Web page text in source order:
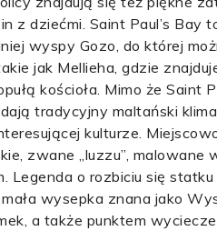
z dziećmi. Saint Paul’s
wyspy Gozo, do której
jak Mellieha, gdzie
kościoła. Mimo że Saint
tradycyjny maltański
kulturze.
zwane „luzzu”,
Legenda o rozbiciu się
wysepka znana jako
a także punktem